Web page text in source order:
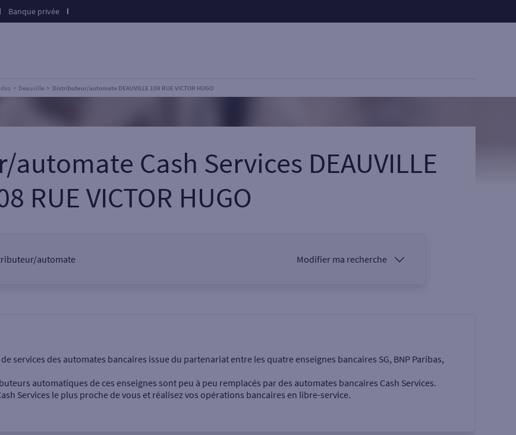
Banque privée
Deauville Distributeur/automate DEAUVILLE 108 RUE VICTOR HUGO
Cash Services DEAUVILLE
RUE VICTOR HUGO
automate Modifier ma recherche
services des automates bancaires issue du partenariat entre les quatre enseignes bancaires SG, BNP Paribas,
automatiques de ces enseignes sont peu à peu remplacés par des automates bancaires Cash Services.
Services le plus proche de vous et réalisez vos opérations bancaires en libre-service.